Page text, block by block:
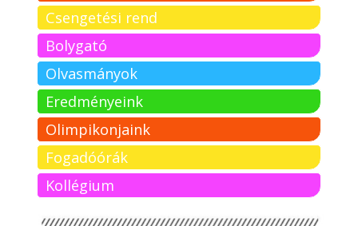
Csengetési rend
Bolygató
Olvasmányok
Eredményeink
Olimpikonjaink
Fogadóórák
Kollégium